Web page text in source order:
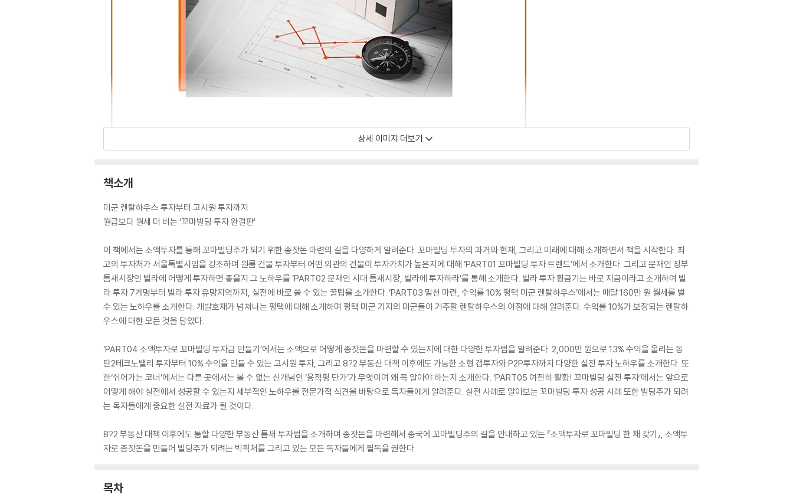
상세 이미지 더보기
책소개
미군 렌탈하우스 투자부터 고시원 투자까지
월급보다 월세 더 버는 ‘꼬마빌딩 투자 완결판’
이 책에서는 소액투자를 통해 꼬마빌딩주가 되기 위한 종잣돈 마련의 길을 다양하게 알려준다. 꼬마빌딩 투자의 과거와 현재, 그리고 미래에 대해 소개하면서 책을 시작한다. 최
고의 투자처가 서울특별시임을 강조하며 원룸 건물 투자부터 어떤 외관의 건물이 투자가치가 높은지에 대해 ‘PART01 꼬마빌딩 투자 트렌드’에서 소개한다. 그리고 문재인 정부
틈새시장인 빌라에 어떻게 투자하면 좋을지 그 노하우를 ‘PART02 문재인 시대 틈새시장, 빌라에 투자하라’를 통해 소개한다. 빌라 투자 황금기는 바로 지금이라고 소개하며 빌
라 투자 7계명부터 빌라 투자 유망지역까지, 실전에 바로 쓸 수 있는 꿀팁을 소개한다. ‘PART03 밑천 마련, 수익률 10% 평택 미군 렌탈하우스’에서는 매달 160만 원 월세를 벌
수 있는 노하우를 소개한다. 개발호재가 넘쳐나는 평택에 대해 소개하며 평택 미군 기지의 미군들이 거주할 렌탈하우스의 이점에 대해 알려준다. 수익률 10%가 보장되는 렌탈하
우스에 대한 모든 것을 담았다.
‘PART04 소액투자로 꼬마빌딩 투자금 만들기’에서는 소액으로 어떻게 종잣돈을 마련할 수 있는지에 대한 다양한 투자법을 알려준다. 2,000만 원으로 13% 수익을 올리는 동
탄2테크노밸리 투자부터 10% 수익을 만들 수 있는 고시원 투자, 그리고 8?2 부동산 대책 이후에도 가능한 소형 갭투자와 P2P투자까지 다양한 실전 투자 노하우를 소개한다. 또
한‘쉬어가는 코너’에서는 다른 곳에서는 볼 수 없는 신개념인 ‘용적평 단가’가 무엇이며 왜 꼭 알아야 하는지 소개한다. ‘PART05 여전히 활황! 꼬마빌딩 실전 투자’에서는 앞으로
어떻게 해야 실전에서 성공할 수 있는지 세부적인 노하우를 전문가적 식견을 바탕으로 독자들에게 알려준다. 실전 사례로 알아보는 꼬마빌딩 투자 성공 사례 또한 빌딩주가 되려
는 독자들에게 중요한 실전 자료가 될 것이다.
8?2 부동산 대책 이후에도 통할 다양한 부동산 틈새 투자법을 소개하며 종잣돈을 마련해서 종국에 꼬마빌딩주의 길을 안내하고 있는 『소액투자로 꼬마빌딩 한 채 갖기』, 소액투
자로 종잣돈을 만들어 빌딩주가 되려는 빅픽처를 그리고 있는 모든 독자들에게 필독을 권한다.
목차